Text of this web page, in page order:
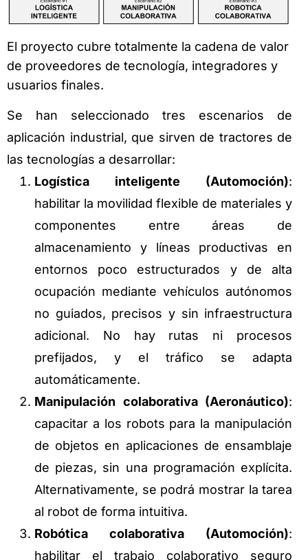
El proyecto cubre totalmente la cadena de valor
de proveedores de tecnología, integradores y
usuarios finales.
Se han seleccionado tres escenarios de
aplicación industrial, que sirven de tractores de
las tecnologías a desarrollar:
Logística inteligente (Automoción):
habilitar la movilidad flexible de materiales y
componentes entre áreas de
almacenamiento y líneas productivas en
entornos poco estructurados y de alta
ocupación mediante vehículos autónomos
no guiados, precisos y sin infraestructura
adicional. No hay rutas ni procesos
prefijados, y el tráfico se adapta
automáticamente.
Manipulación colaborativa (Aeronáutico):
capacitar a los robots para la manipulación
de objetos en aplicaciones de ensamblaje
de piezas, sin una programación explícita.
Alternativamente, se podrá mostrar la tarea
al robot de forma intuitiva.
Robótica colaborativa (Automoción):
habilitar el trabajo colaborativo seguro